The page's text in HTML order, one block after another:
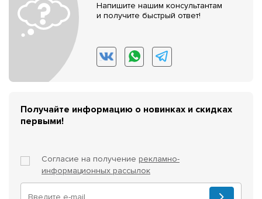
Напишите нашим консультантам
и получите быстрый ответ!
Получайте информацию о новинках и скидках
первыми!
Согласие на получение рекламно-
информационных рассылок